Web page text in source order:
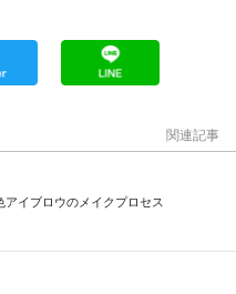
関連記事
イブロウのメイクプロセス